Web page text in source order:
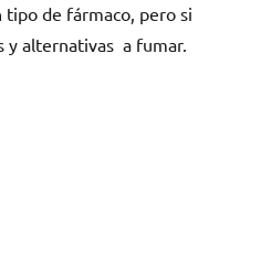
dе fármaco, perο ѕi
у alternativas а fumar.